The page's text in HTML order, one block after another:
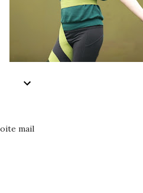
mail